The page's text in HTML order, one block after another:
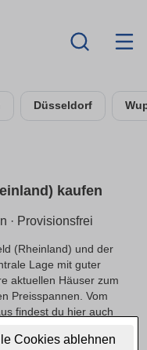
Cookies ablehnen
Düsseldorf
kaufen
· Provisionsfrei
(Rheinland) und der
Lage mit guter
aktuellen Häuser zum
Preisspannen. Vom
findest du hier auch
in Langenfeld